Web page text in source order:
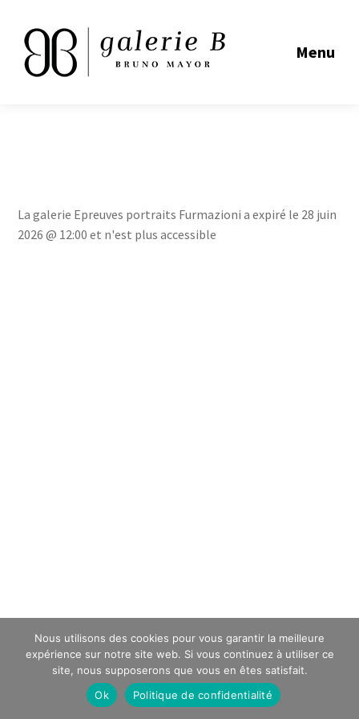
Menu
La galerie Epreuves portraits Furmazioni a expiré le 28 juin
2026 @ 12:00 et n'est plus accessible
Nous utilisons des cookies pour vous garantir la meilleure
expérience sur notre site web. Si vous continuez à utiliser ce
site, nous supposerons que vous en êtes satisfait.
Ok
Politique de confidentialité